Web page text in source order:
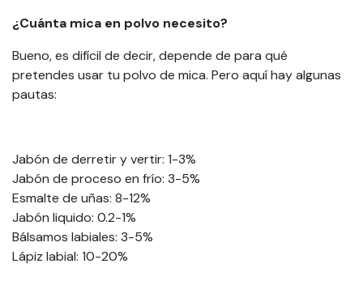
¿Cuánta mica en polvo necesito?
Bueno, es difícil de decir, depende de para qué
pretendes usar tu polvo de mica. Pero aquí hay algunas
pautas:
Jabón de derretir y vertir: 1-3%
Jabón de proceso en frío: 3-5%
Esmalte de uñas: 8-12%
Jabón liquido: 0.2-1%
Bálsamos labiales: 3-5%
Lápiz labial: 10-20%